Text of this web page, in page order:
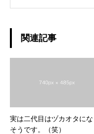
関連記事
実は二代目はヅカオタにな
そうです。（笑）